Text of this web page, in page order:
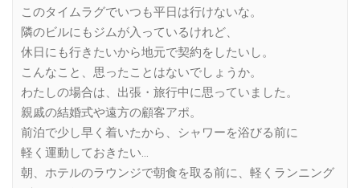
このタイムラグでいつも平日は行けないな。
隣のビルにもジムが入っているけれど、
休日にも行きたいから地元で契約をしたいし。
こんなこと、思ったことはないでしょうか。
わたしの場合は、出張・旅行中に思っていました。
親戚の結婚式や遠方の顧客アポ。
前泊で少し早く着いたから、シャワーを浴びる前に
軽く運動しておきたい…
朝、ホテルのラウンジで朝食を取る前に、軽くランニング